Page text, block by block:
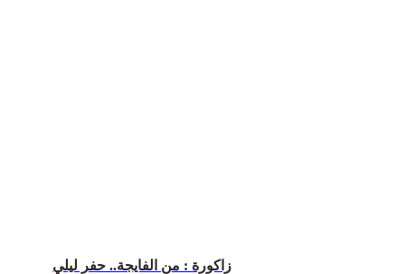
زاكورة : من الفايجة.. حفر ليلي